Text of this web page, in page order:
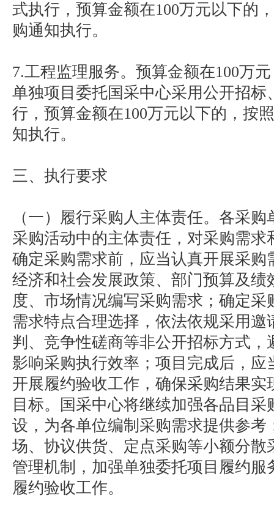
式执行，预算金额在100万元以下的
购通知执行。
7.工程监理服务。预算金额在100万
单独项目委托国采中心采用公开招标
行，预算金额在100万元以下的，按
知执行。
三、执行要求
（一）履行采购人主体责任。各采
采购活动中的主体责任，对采购需求
确定采购需求前，应当认真开展采购
经济和社会发展政策、部门预算及绩
度、市场情况编写采购需求；确定采
需求特点合理选择，依法依规采用邀
判、竞争性磋商等非公开招标方式，
影响采购执行效率；项目完成后，应
开展履约验收工作，确保采购结果实
目标。国采中心将继续加强各品目采
设，为各单位编制采购需求提供参考
场、协议供货、定点采购等小额分散
管理机制，加强单独委托项目履约服
履约验收工作。